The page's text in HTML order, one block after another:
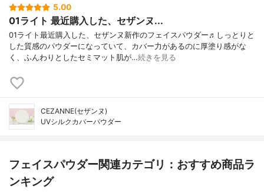
5.00
01ライト 最近購入した、セザンヌ...
01ライト最近購入した、セザンヌ新作のフェイスパウダー♬しっとりと
した質感のパウダーになっていて、カバー力があるのに厚塗り感がな
く、ふんわりとしたセミマット肌が…続きを見る
CEZANNE(セザンヌ)
UVシルクカバーパウダー
フェイスパウダー関連カテゴリ：おすすめ商品ラ
ンキング